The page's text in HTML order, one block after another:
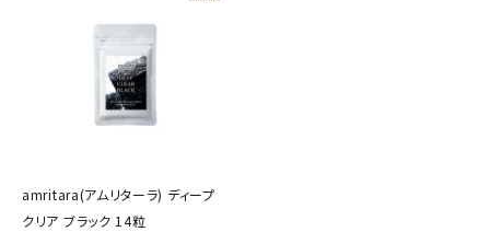
amritara(アムリターラ) ディープ
クリア ブラック 14粒